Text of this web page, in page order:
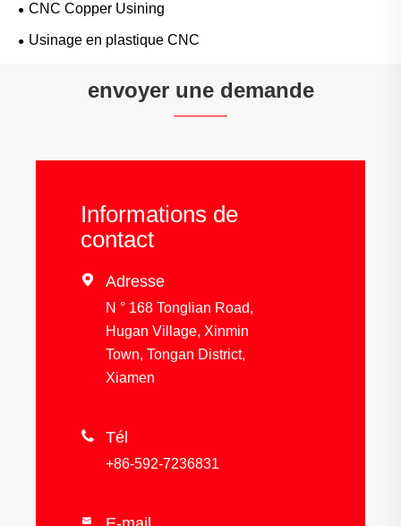
CNC Copper Usining
Usinage en plastique CNC
envoyer une demande
Informations de
contact
 Adresse
N ° 168 Tonglian Road,
Hugan Village, Xinmin
Town, Tongan District,
Xiamen
 Tél
+86-592-7236831
